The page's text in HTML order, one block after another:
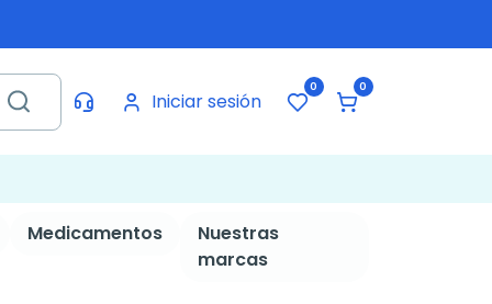
Iniciar sesión
0 0
Medicamentos
Nuestras
marcas